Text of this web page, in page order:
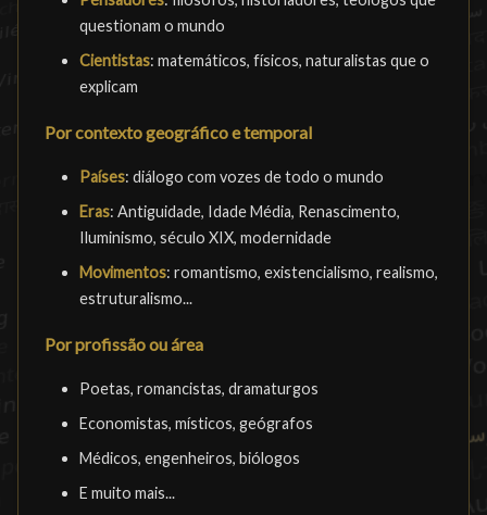
questionam o mundo
Cientistas: matemáticos, físicos, naturalistas que o
explicam
Por contexto geográfico e temporal
Países: diálogo com vozes de todo o mundo
Eras: Antiguidade, Idade Média, Renascimento,
Iluminismo, século XIX, modernidade
Movimentos: romantismo, existencialismo, realismo,
estruturalismo...
Por profissão ou área
Poetas, romancistas, dramaturgos
Economistas, místicos, geógrafos
Médicos, engenheiros, biólogos
E muito mais...